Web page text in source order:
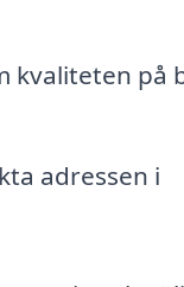
kvaliteten på
adressen i